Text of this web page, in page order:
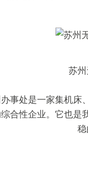
苏
事处是一家集机床
合性企业。它也是